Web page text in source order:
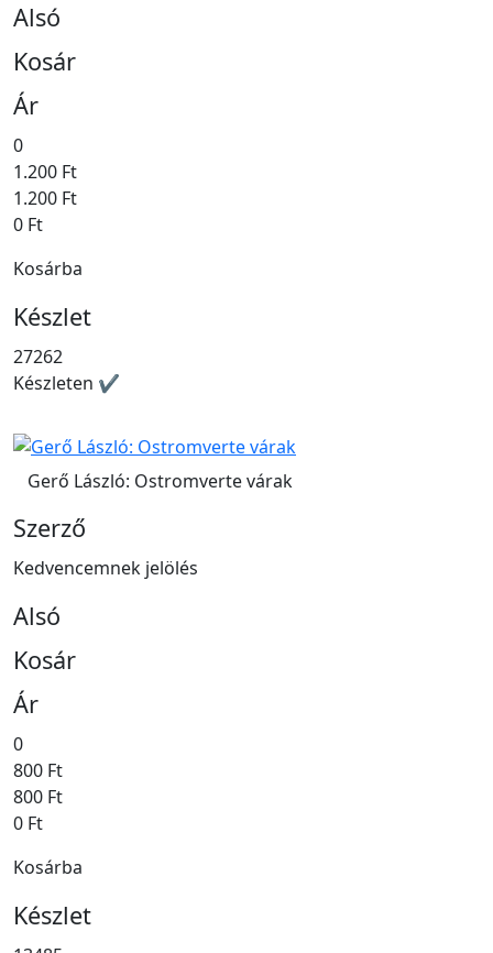
Alsó
Kosár
Ár
0
1.200 Ft
1.200 Ft
0 Ft
Kosárba
Készlet
27262
Készleten ✔
Gerő László: Ostromverte várak
Szerző
Kedvencemnek jelölés
Alsó
Kosár
Ár
0
800 Ft
800 Ft
0 Ft
Kosárba
Készlet